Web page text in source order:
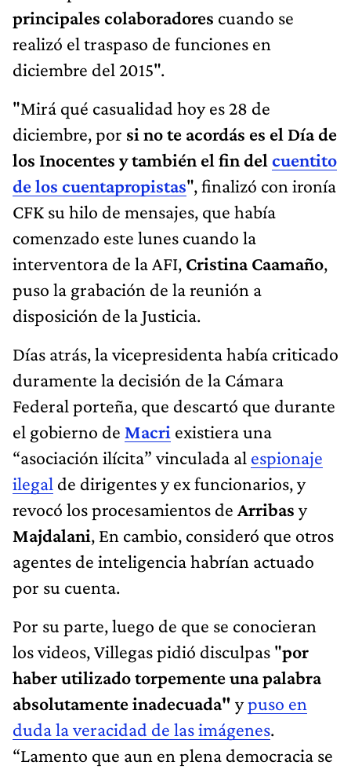
principales colaboradores cuando se
realizó el traspaso de funciones en
diciembre del 2015".
"Mirá qué casualidad hoy es 28 de
diciembre, por si no te acordás es el Día de
los Inocentes y también el fin del cuentito
de los cuentapropistas", finalizó con ironía
CFK su hilo de mensajes, que había
comenzado este lunes cuando la
interventora de la AFI, Cristina Caamaño,
puso la grabación de la reunión a
disposición de la Justicia.
Días atrás, la vicepresidenta había criticado
duramente la decisión de la Cámara
Federal porteña, que descartó que durante
el gobierno de Macri existiera una
“asociación ilícita” vinculada al espionaje
ilegal de dirigentes y ex funcionarios, y
revocó los procesamientos de Arribas y
Majdalani, En cambio, consideró que otros
agentes de inteligencia habrían actuado
por su cuenta.
Por su parte, luego de que se conocieran
los videos, Villegas pidió disculpas "por
haber utilizado torpemente una palabra
absolutamente inadecuada" ypuso en
duda la veracidad de las imágenes.
“Lamento que aun en plena democracia se